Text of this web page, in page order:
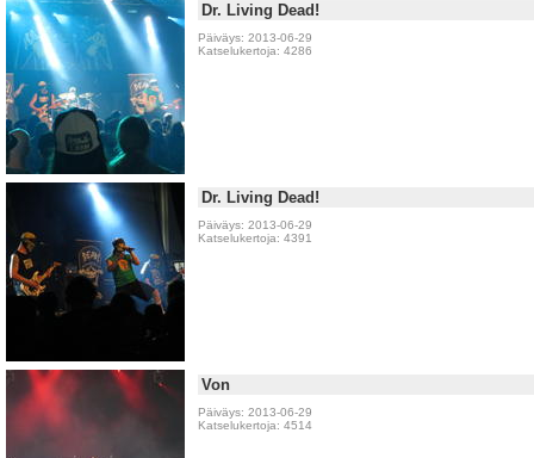
Dr. Living Dead!
Päiväys: 2013-06-29
Katselukertoja: 4286
Dr. Living Dead!
Päiväys: 2013-06-29
Katselukertoja: 4391
Von
Päiväys: 2013-06-29
Katselukertoja: 4514